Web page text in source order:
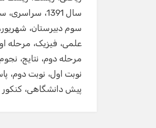
سال 1391
سراسری
سوم دبیرستان شهریور
علمی فیزیک مرحله
مرحله دوم نتایج
نوبت اول نوبت دوم
پیش دانشگاهی کنکور